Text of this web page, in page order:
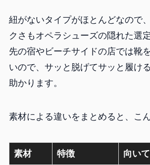
紐がないタイプがほとんどなので
クさもオペラシューズの隠れた選
先の宿やビーチサイドの店では靴
いので、サッと脱げてサッと履け
助かります。
素材による違いをまとめると、こ
素材 特徴 向い